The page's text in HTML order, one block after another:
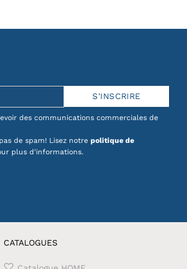
des communications commerciales de
de spam! Lisez notre politique de
plus d'informations.
CATALOGUES